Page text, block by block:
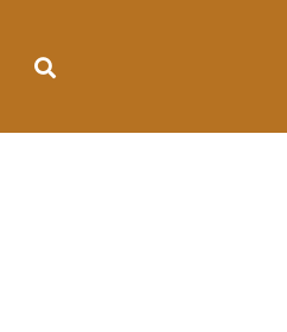
Ga naar het